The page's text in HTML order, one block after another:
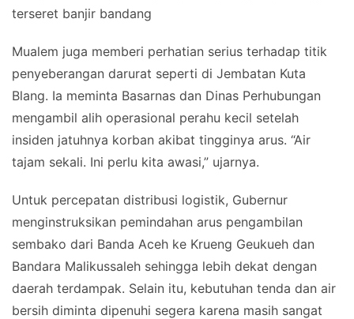
terseret banjir bandang
Mualem juga memberi perhatian serius terhadap titik
penyeberangan darurat seperti di Jembatan Kuta
Blang. Ia meminta Basarnas dan Dinas Perhubungan
mengambil alih operasional perahu kecil setelah
insiden jatuhnya korban akibat tingginya arus. “Air
tajam sekali. Ini perlu kita awasi,” ujarnya.
Untuk percepatan distribusi logistik, Gubernur
menginstruksikan pemindahan arus pengambilan
sembako dari Banda Aceh ke Krueng Geukueh dan
Bandara Malikussaleh sehingga lebih dekat dengan
daerah terdampak. Selain itu, kebutuhan tenda dan air
bersih diminta dipenuhi segera karena masih sangat